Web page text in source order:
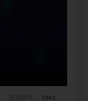
1841